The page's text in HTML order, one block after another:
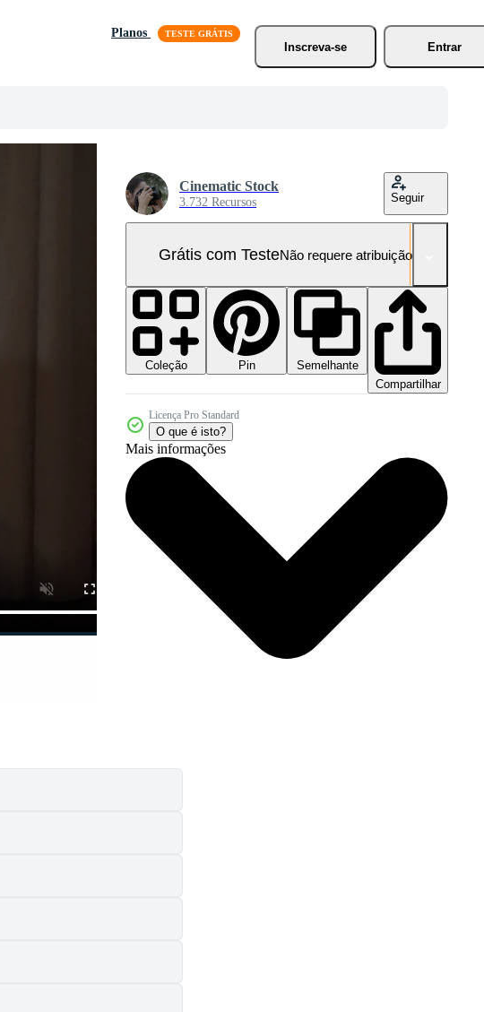
Planos
Inscreva-se
Entrar
Cinematic Stock
3.732 Recursos Seguir
Grátis com TesteNão requere atribuição!
Coleção Pin
Semelhante
Compartilhar
Licença Pro Standard
O que é isto?
Mais informações